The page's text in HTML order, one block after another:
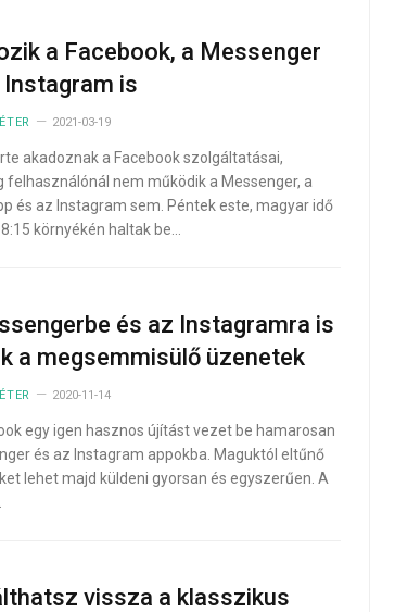
a Facebook, a Messenger
Instagram is
2021-03-19
akadoznak a Facebook szolgáltatásai,
felhasználónál nem működik a Messenger, a
és az Instagram sem. Péntek este, magyar idő
környékén haltak be…
és az Instagramra is
a megsemmisülő üzenetek
2020-11-14
egy igen hasznos újítást vezet be hamarosan
és az Instagram appokba. Maguktól eltűnő
lehet majd küldeni gyorsan és egyszerűen. A
vissza a klasszikus